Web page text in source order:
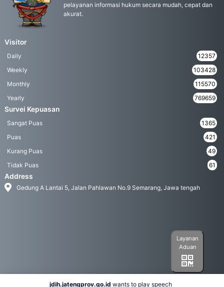
pelayanan informasi hukum secara mudah, cepat dan
akurat.
Visitor
Daily
12357
Weekly
103428
Monthly
115570
Yearly
769659
Survei Kepuasan
Sangat Puas
1365
Puas
421
Kurang Puas
49
Tidak Puas
61
Address
Gedung A Lantai 5, Jalan Pahlawan No.9 Semarang, Jawa tengah
Layanan
Aduan
jdih.jatengprov.go.id wants to play speech